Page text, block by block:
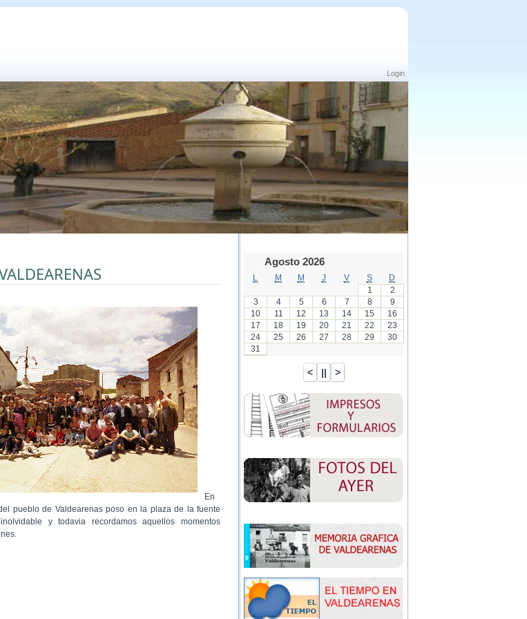
Login
En
pueblo de Valdearenas poso en la plaza de la fuente
y todavia recordamos aquellos momentos
Agosto 2026
M M J V S
D
1
2
3
4 5 6 7 8
9
10
11 12 13 14 15
16
17
18 19 20 21 22
23
24
25 26 27 28 29
30
31